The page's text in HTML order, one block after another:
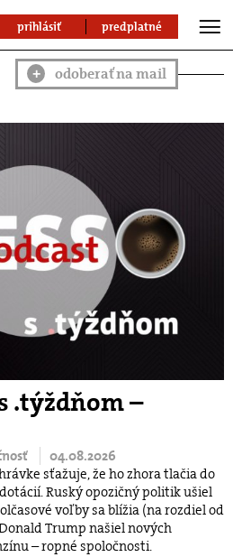
prihlásiť predplatné
+ odoberať na mail
.týždňom –
04.08.2026
sťažuje, že ho zhora tlačia do
Ruský opozičný politik ušiel
voľby sa blížia (na rozdiel od
Trump našiel nových
– ropné spoločnosti.